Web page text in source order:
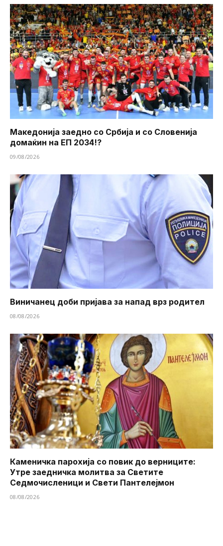
Македонија заедно со Србија и со Словенија
домаќин на ЕП 2034!?
09/08/2026
Виничанец доби пријава за напад врз родител
08/08/2026
Каменичка парохија со повик до верниците:
Утре заедничка молитва за Светите
Седмочисленици и Свети Пантелејмон
08/08/2026